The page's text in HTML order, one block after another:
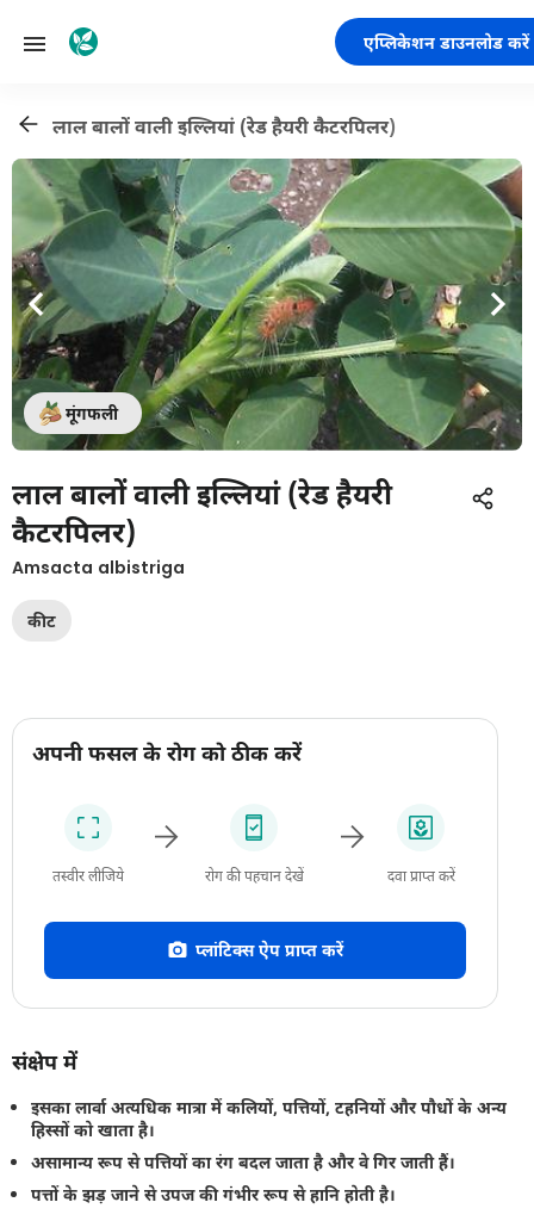
एप्लिकेशन डाउनलोड करें
लाल बालों वाली इल्लियां (रेड हैयरी कैटरपिलर)
मूंगफली
लाल बालों वाली इल्लियां (रेड हैयरी
कैटरपिलर)
Amsacta albistriga
कीट
अपनी फसल के रोग को ठीक करें
तस्वीर लीजिये रोग की पहचान देखें दवा प्राप्त करें
प्लांटिक्स ऐप प्राप्त करें
संक्षेप में
इसका लार्वा अत्यधिक मात्रा में कलियों, पत्तियों, टहनियों और पौधों के अन्य
हिस्सों को खाता है।
असामान्य रूप से पत्तियों का रंग बदल जाता है और वे गिर जाती हैं।
पत्तों के झड़ जाने से उपज की गंभीर रूप से हानि होती है।